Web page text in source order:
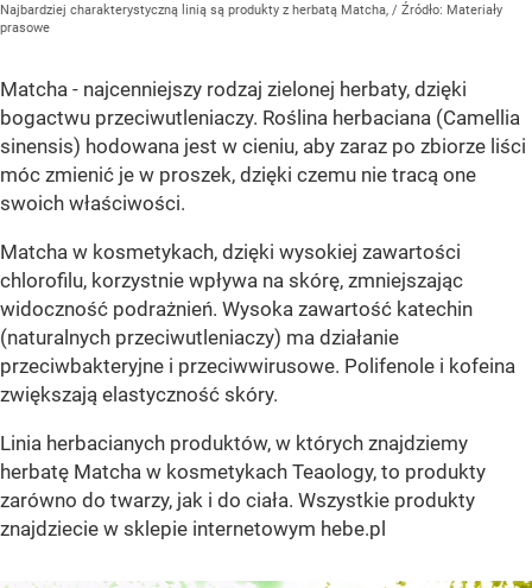
Najbardziej charakterystyczną linią są produkty z herbatą Matcha, / Źródło: Materiały
prasowe
Matcha - najcenniejszy rodzaj zielonej herbaty, dzięki
bogactwu przeciwutleniaczy. Roślina herbaciana (Camellia
sinensis) hodowana jest w cieniu, aby zaraz po zbiorze liści
móc zmienić je w proszek, dzięki czemu nie tracą one
swoich właściwości.
Matcha w kosmetykach, dzięki wysokiej zawartości
chlorofilu, korzystnie wpływa na skórę, zmniejszając
widoczność podrażnień. Wysoka zawartość katechin
(naturalnych przeciwutleniaczy) ma działanie
przeciwbakteryjne i przeciwwirusowe. Polifenole i kofeina
zwiększają elastyczność skóry.
Linia herbacianych produktów, w których znajdziemy
herbatę Matcha w kosmetykach Teaology, to produkty
zarówno do twarzy, jak i do ciała. Wszystkie produkty
znajdziecie w sklepie internetowym hebe.pl